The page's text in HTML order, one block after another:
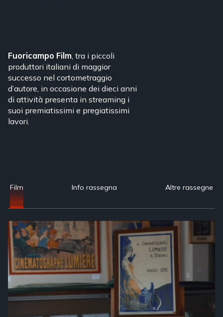
Fuoricampo Film , tra i piccoli
produttori italiani di maggior
successo nel cortometraggio
d’autore, in occasione dei dieci anni
di attività presenta in streaming i
suoi premiatissimi e pregiatissimi
lavori.
Film Info rassegna Altre rassegne